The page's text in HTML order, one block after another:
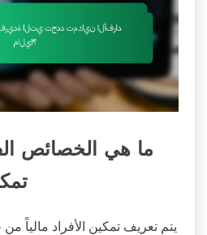
ما هي الخصائص
يتم تعريف تمكين الأفراد مالياً